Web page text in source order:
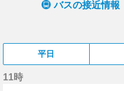
バスの接近情報
平日
11時